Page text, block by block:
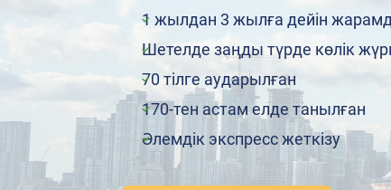
1 жылдан 3 жылға дейін
Шетелде заңды түрде көлік
70 тілге аударылған
170-тен астам елде танылған
Әлемдік экспресс жеткізу